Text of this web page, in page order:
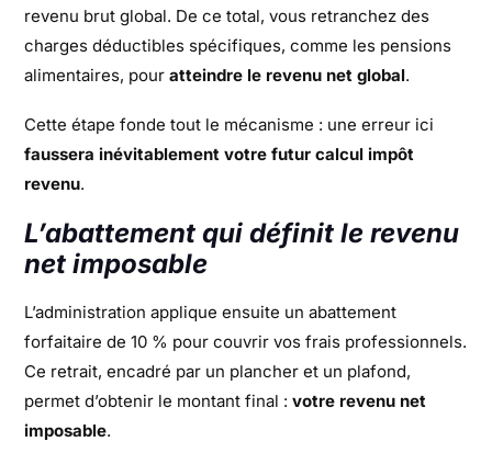
revenu brut global. De ce total, vous retranchez des
charges déductibles spécifiques, comme les pensions
alimentaires, pouratteindre le revenu net global.
Cette étape fonde tout le mécanisme : une erreur ici
faussera inévitablement votre futur calcul impôt
revenu.
L’abattement qui définit le revenu
net imposable
L’administration applique ensuite un abattement
forfaitaire de 10 % pour couvrir vos frais professionnels.
Ce retrait, encadré par un plancher et un plafond,
permet d’obtenir le montant final :votre revenu net
imposable.